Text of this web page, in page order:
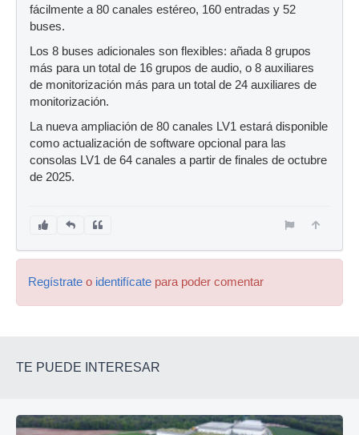
fácilmente a 80 canales estéreo, 160 entradas y 52
buses.
Los 8 buses adicionales son flexibles: añada 8 grupos
más para un total de 16 grupos de audio, o 8 auxiliares
de monitorización más para un total de 24 auxiliares de
monitorización.
La nueva ampliación de 80 canales LV1 estará disponible
como actualización de software opcional para las
consolas LV1 de 64 canales a partir de finales de octubre
de 2025.
Regístrate o identifícate para poder comentar
TE PUEDE INTERESAR